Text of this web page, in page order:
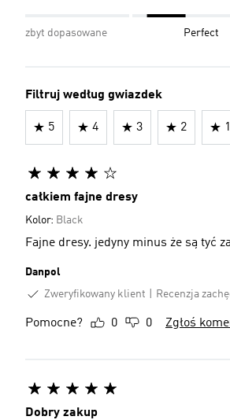
zbyt dopasowane Perfect
Filtruj według gwiazdek
5 4 3 2 1
całkiem fajne dresy
Kolor: Black
Fajne dresy. jedyny minus że są tyć
Danpol
Zweryfikowany klient
Recenzja
Pomocne? 0 0 Zgłoś
Dobry zakup